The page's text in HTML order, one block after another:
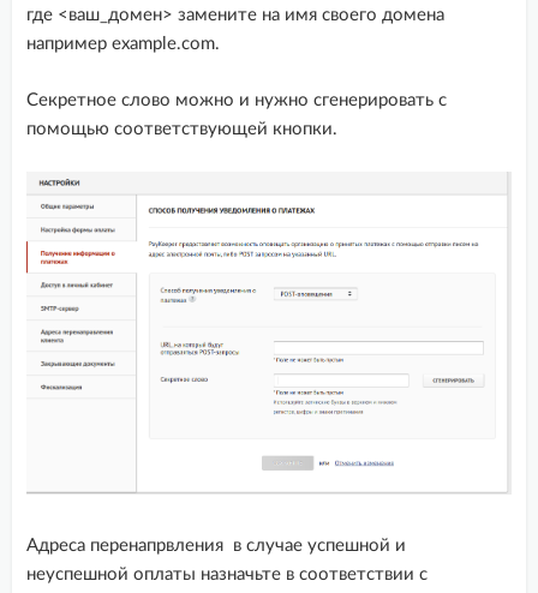
где <ваш_домен> замените на имя своего домена
например example.com.
Секретное слово можно и нужно сгенерировать с
помощью соответствующей кнопки.
Адреса перенапрвления в случае успешной и
неуспешной оплаты назначьте в соответствии с